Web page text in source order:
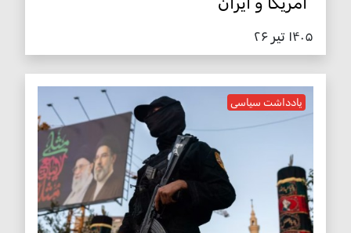
۱۴۰۵ تیر ۲۶
یادداشت سیاسی